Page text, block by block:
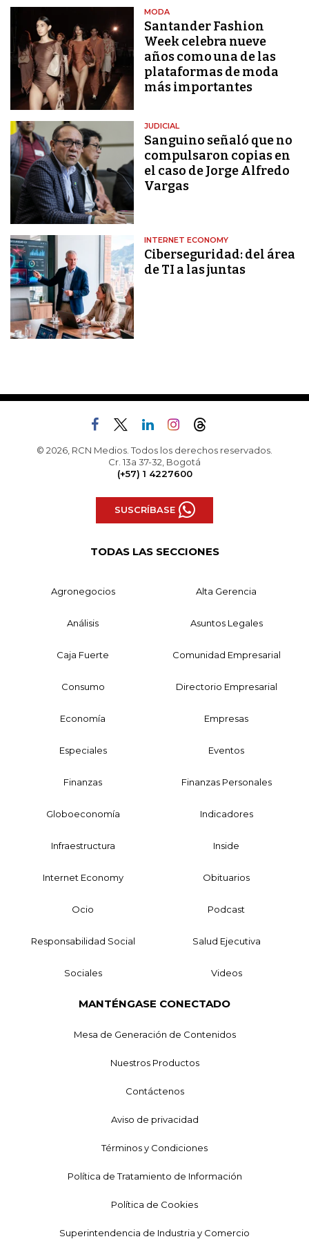
MODA
Santander Fashion
Week celebra nueve
años como una de las
plataformas de moda
más importantes
JUDICIAL
Sanguino señaló que no
compulsaron copias en
el caso de Jorge Alfredo
Vargas
INTERNET ECONOMY
Ciberseguridad: del área
de TI a las juntas
© 2026, RCN Medios. Todos los derechos reservados.
Cr. 13a 37-32, Bogotá
(+57) 1 4227600
SUSCRÍBASE
TODAS LAS SECCIONES
Agronegocios Alta Gerencia
Análisis Asuntos Legales
Caja Fuerte Comunidad Empresarial
Consumo Directorio Empresarial
Economía Empresas
Especiales Eventos
Finanzas Finanzas Personales
Globoeconomía Indicadores
Infraestructura Inside
Internet Economy Obituarios
Ocio Podcast
Responsabilidad Social Salud Ejecutiva
Sociales Videos
MANTÉNGASE CONECTADO
Mesa de Generación de Contenidos
Nuestros Productos
Contáctenos
Aviso de privacidad
Términos y Condiciones
Política de Tratamiento de Información
Política de Cookies
Superintendencia de Industria y Comercio